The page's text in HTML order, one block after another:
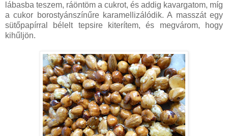
lábasba teszem, ráöntöm a cukrot, és addig kavargatom, míg
a cukor borostyánszínűre karamellizálódik. A masszát egy
sütőpapírral bélelt tepsire kiterítem, és megvárom, hogy
kihűljön.